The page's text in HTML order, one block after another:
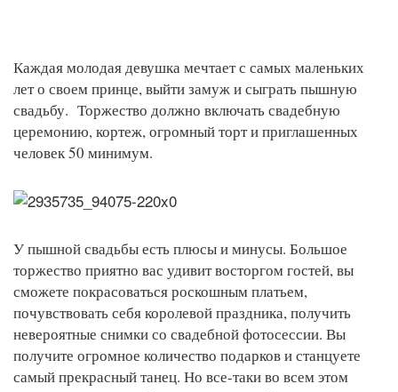
Каждая молодая девушка мечтает с самых маленьких
лет о своем принце, выйти замуж и сыграть пышную
свадьбу. Торжество должно включать свадебную
церемонию, кортеж, огромный торт и приглашенных
человек 50 минимум.
У пышной свадьбы есть плюсы и минусы. Большое
торжество приятно вас удивит восторгом гостей, вы
сможете покрасоваться роскошным платьем,
почувствовать себя королевой праздника, получить
невероятные снимки со свадебной фотосессии. Вы
получите огромное количество подарков и станцуете
самый прекрасный танец. Но все-таки во всем этом